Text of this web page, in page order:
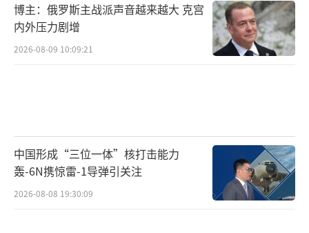
博主：俄罗斯主战派声音越来越大 克宫
内外压力剧增
2026-08-09 10:09:21
中国形成“三位一体”核打击能力
轰-6N携惊雷-1导弹引关注
2026-08-08 19:30:09